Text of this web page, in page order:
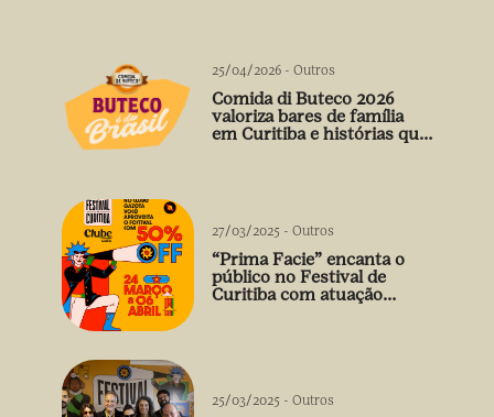
25/04/2026 - Outros
Comida di Buteco 2026
valoriza bares de família
em Curitiba e histórias que
27/03/2025 - Outros
“Prima Facie” encanta o
público no Festival de
Curitiba com atuação
25/03/2025 - Outros